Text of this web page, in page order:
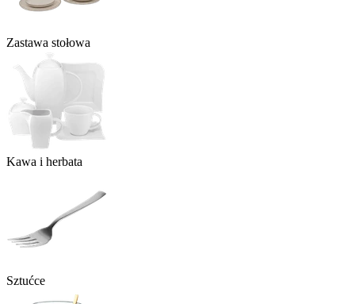
Zastawa stołowa
Kawa i herbata
Sztućce